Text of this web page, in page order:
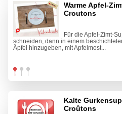
Warme Apfel-
Croutons
Für die Apfel-Zimt-
schneiden, dann in einem
Äpfel hinzugeben, mit Apfelmost...
Kalte
Croûtons